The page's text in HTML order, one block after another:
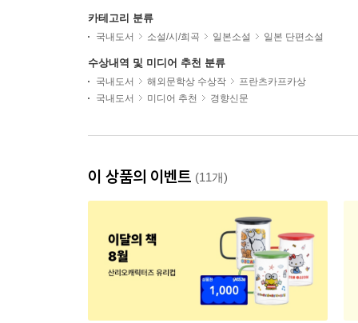
카테고리 분류
국내도서 소설/시/희곡 일본소설 일본 단편소설
수상내역 및 미디어 추천 분류
국내도서 해외문학상 수상작
프란츠카프카상
국내도서
미디어 추천 경향신문
이 상품의 이벤트 (11개)